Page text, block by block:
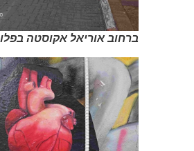
ברחוב אוריאל אקוסטה